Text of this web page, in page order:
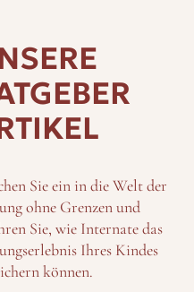
Sie ein in die Welt der
ohne Grenzen und
Sie, wie Internate das
Ihres Kindes
können.